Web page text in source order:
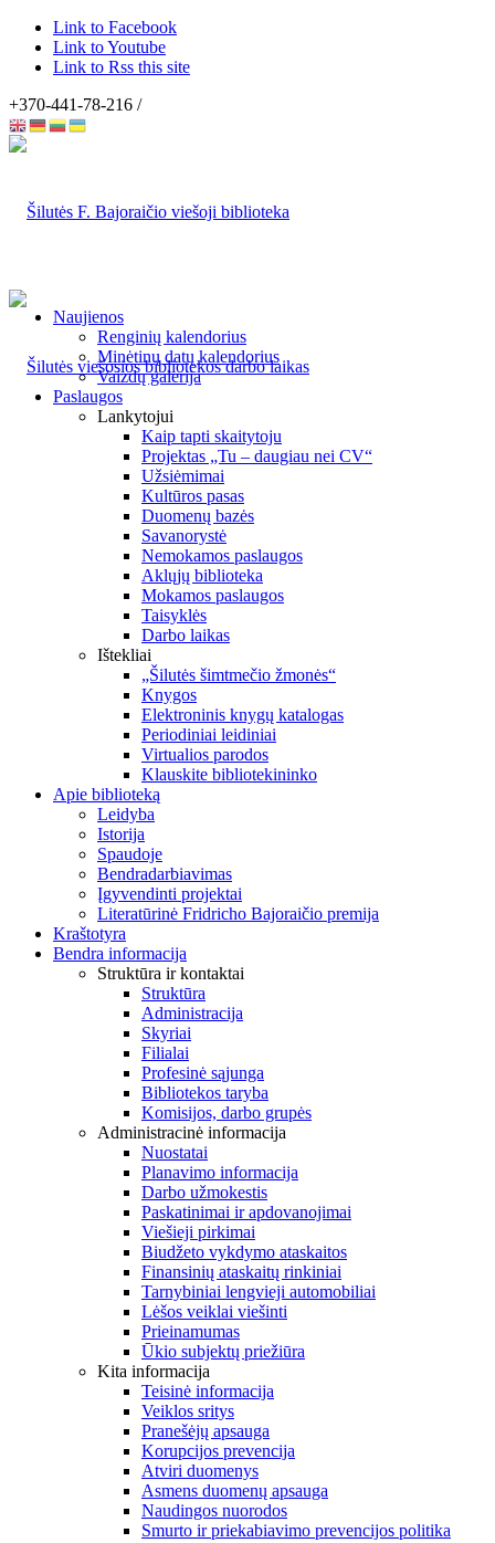
Link to Facebook
Link to Youtube
Link to Rss this site
+370-441-78-216 /
Naujienos
Renginių kalendorius
Minėtinų datų kalendorius
Vaizdų galerija
Paslaugos
Lankytojui
Kaip tapti skaitytoju
Projektas „Tu – daugiau nei CV“
Užsiėmimai
Kultūros pasas
Duomenų bazės
Savanorystė
Nemokamos paslaugos
Aklųjų biblioteka
Mokamos paslaugos
Taisyklės
Darbo laikas
Ištekliai
„Šilutės šimtmečio žmonės“
Knygos
Elektroninis knygų katalogas
Periodiniai leidiniai
Virtualios parodos
Klauskite bibliotekininko
Apie biblioteką
Leidyba
Istorija
Spaudoje
Bendradarbiavimas
Įgyvendinti projektai
Literatūrinė Fridricho Bajoraičio premija
Kraštotyra
Bendra informacija
Struktūra ir kontaktai
Struktūra
Administracija
Skyriai
Filialai
Profesinė sąjunga
Bibliotekos taryba
Komisijos, darbo grupės
Administracinė informacija
Nuostatai
Planavimo informacija
Darbo užmokestis
Paskatinimai ir apdovanojimai
Viešieji pirkimai
Biudžeto vykdymo ataskaitos
Finansinių ataskaitų rinkiniai
Tarnybiniai lengvieji automobiliai
Lėšos veiklai viešinti
Prieinamumas
Ūkio subjektų priežiūra
Kita informacija
Teisinė informacija
Veiklos sritys
Pranešėjų apsauga
Korupcijos prevencija
Atviri duomenys
Asmens duomenų apsauga
Naudingos nuorodos
Smurto ir priekabiavimo prevencijos politika